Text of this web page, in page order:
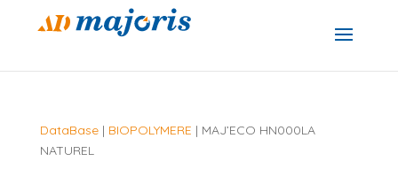
DataBase| BIOPOLYMERE | MAJ’ECO HN000LA
NATUREL